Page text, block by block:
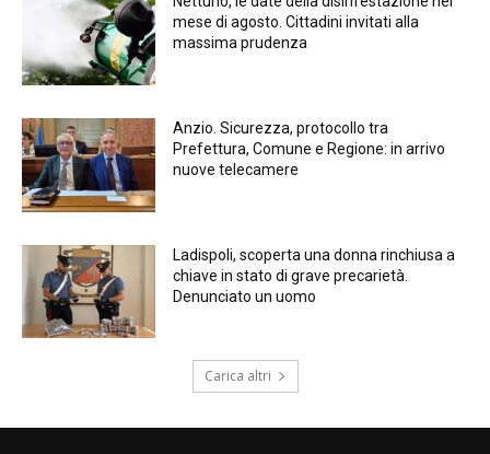
mese di agosto. Cittadini invitati alla
massima prudenza
Anzio. Sicurezza, protocollo tra
Prefettura, Comune e Regione: in arrivo
nuove telecamere
Ladispoli, scoperta una donna rinchiusa a
chiave in stato di grave precarietà.
Denunciato un uomo
Carica altri